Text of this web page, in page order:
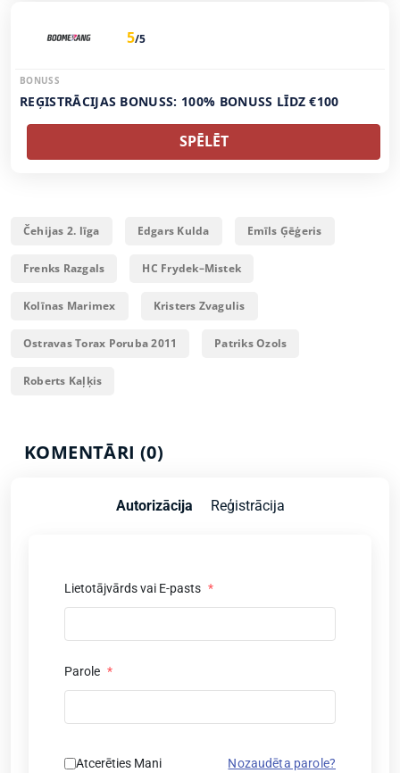
5/5
BONUSS
REĢISTRĀCIJAS BONUSS: 100% BONUSS LĪDZ €100
SPĒLĒT
Čehijas 2. līga Edgars Kulda Emīls Ģēģeris
Frenks Razgals HC Frydek–Mistek
Kolīnas Marimex Kristers Zvagulis
Ostravas Torax Poruba 2011 Patriks Ozols
Roberts Kaļķis
KOMENTĀRI (0)
Autorizācija Reģistrācija
Lietotājvārds vai E-pasts *
Parole *
Atcerēties Mani Nozaudēta parole?